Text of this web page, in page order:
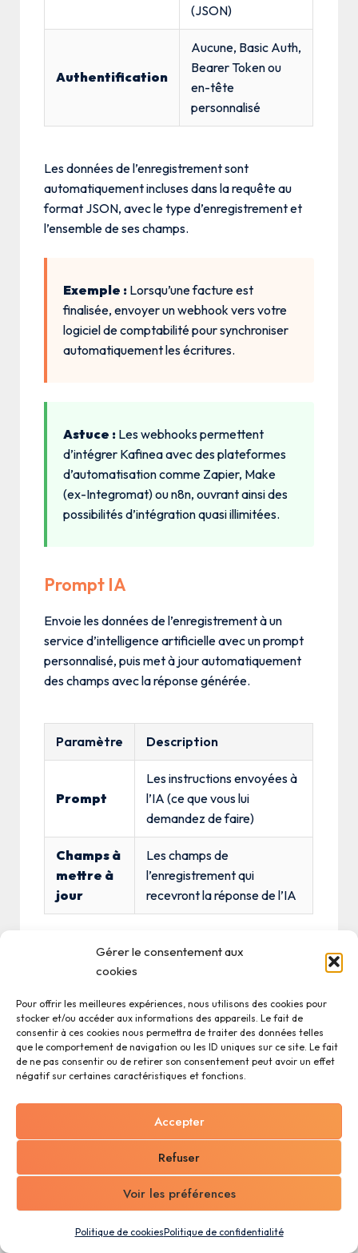
Gérer le consentement aux
cookies
Pour offrir les meilleures expériences, nous utilisons des cookies pour
stocker et/ou accéder aux informations des appareils. Le fait de
consentir à ces cookies nous permettra de traiter des données telles
que le comportement de navigation ou les ID uniques sur ce site. Le fait
de ne pas consentir ou de retirer son consentement peut avoir un effet
négatif sur certaines caractéristiques et fonctions.
Accepter
Refuser
Voir les préférences
Politique de cookiesPolitique de confidentialité
(JSON)
Authentification
Aucune, Basic Auth,
Bearer Token ou
en-tête
personnalisé
Les données de l’enregistrement sont
automatiquement incluses dans la requête au
format JSON, avec le type d’enregistrement et
l’ensemble de ses champs.
Exemple : Lorsqu’une facture est
finalisée, envoyer un webhook vers votre
logiciel de comptabilité pour synchroniser
automatiquement les écritures.
Astuce : Les webhooks permettent
d’intégrer Kafinea avec des plateformes
d’automatisation comme Zapier, Make
(ex-Integromat) ou n8n, ouvrant ainsi des
possibilités d’intégration quasi illimitées.
Prompt IA
Envoie les données de l’enregistrement à un
service d’intelligence artificielle avec un prompt
personnalisé, puis met à jour automatiquement
des champs avec la réponse générée.
Paramètre Description
Prompt
Les instructions envoyées à
l’IA (ce que vous lui
demandez de faire)
Champs à
mettre à
jour
Les champs de
l’enregistrement qui
recevront la réponse de l’IA
L’IA reçoit automatiquement le contexte
complet de l’enregistrement : ses champs, les
attachés, les images, les lignes de produits et les
informations de l’organisation.
support, utiliser l’IA pour analyser la
description du problème et remplir
automatiquement le champ « Catégorie »
et le champ « Priorité suggérée ».